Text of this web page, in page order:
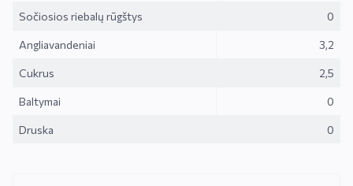
Sočiosios riebalų rūgštys 0
Angliavandeniai 3,2
Cukrus 2,5
Baltymai 0
Druska 0